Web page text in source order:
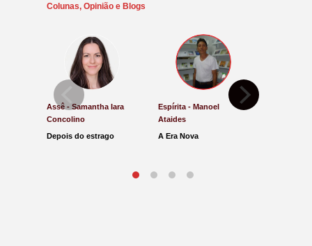
Colunas, Opinião e Blogs
Assê - Samantha Iara
Concolino
Depois do estrago
Espírita - Manoel
Ataides
A Era Nova